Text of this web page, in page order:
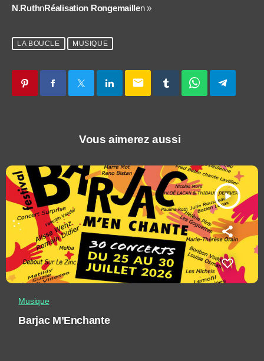
N.RuthnRéalisation Rongemaillen »
LA BOUCLE MUSIQUE
email
Vous aimerez aussi
play_arrow
Musique
Barjac M’Enchante